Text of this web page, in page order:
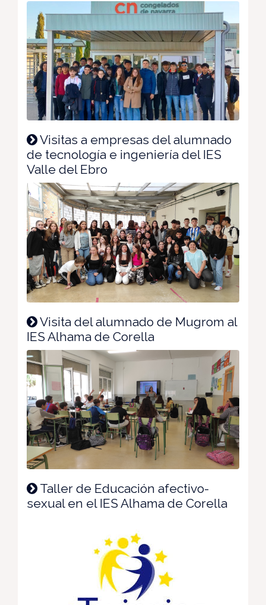
Visitas a empresas del alumnado
de tecnología e ingeniería del IES
Valle del Ebro
Visita del alumnado de Mugrom al
IES Alhama de Corella
Taller de Educación afectivo-
sexual en el IES Alhama de Corella